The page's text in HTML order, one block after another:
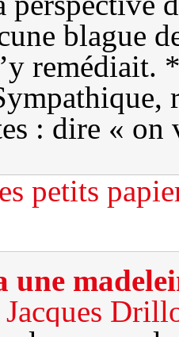
blague
remédiait.
: dire « on
petits
une
Jacques